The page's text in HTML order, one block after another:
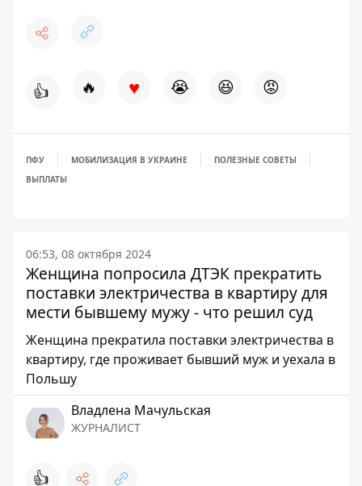
👍 🔥 ♥ 😭 😆 😡
ПФУ МОБИЛИЗАЦИЯ В УКРАИНЕ
ПОЛЕЗНЫЕ СОВЕТЫ
ВЫПЛАТЫ
06:53, 08 октября 2024
Женщина попросила ДТЭК прекратить
поставки электричества в квартиру для
мести бывшему мужу - что решил суд
Женщина прекратила поставки электричества в
квартиру, где проживает бывший муж и уехала в
Польшу
Владлена Мачульская
ЖУРНАЛИСТ
👍